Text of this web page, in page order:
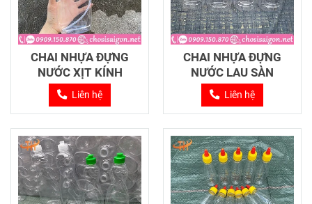
CHAI NHỰA ĐỰNG
NƯỚC XỊT KÍNH
Liên hệ
CHAI NHỰA ĐỰNG
NƯỚC LAU SÀN
Liên hệ